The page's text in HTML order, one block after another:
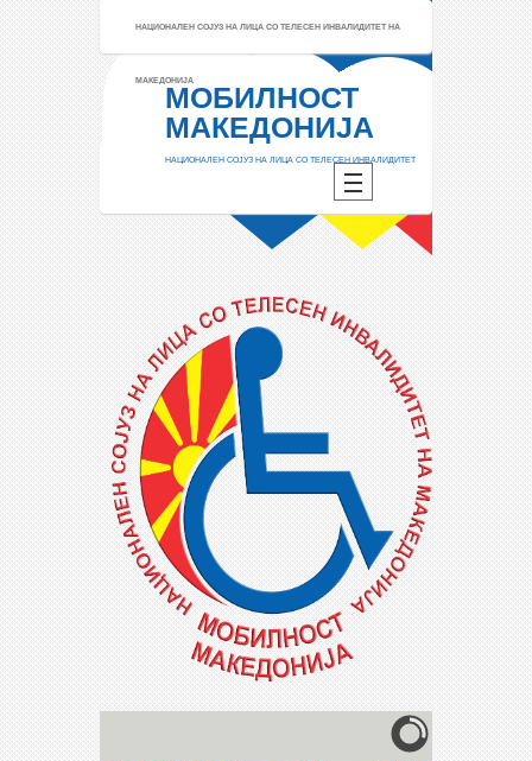
НАЦИОНАЛЕН СОЈУЗ НА ЛИЦА СО ТЕЛЕСЕН ИНВАЛИДИТЕТ НА
МАКЕДОНИЈА
МОБИЛНОСТ
МАКЕДОНИЈА
НАЦИОНАЛЕН СОЈУЗ НА ЛИЦА СО ТЕЛЕСЕН ИНВАЛИДИТЕТ